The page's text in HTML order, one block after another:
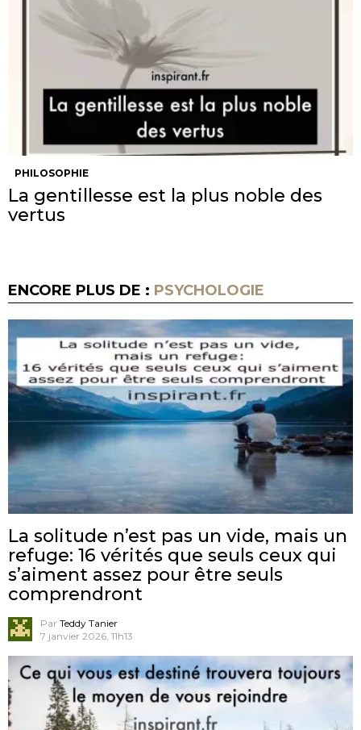
PHILOSOPHIE
La gentillesse est la plus noble des
vertus
ENCORE PLUS DE : PSYCHOLOGIE
La solitude n’est pas un vide, mais un
refuge: 16 vérités que seuls ceux qui
s’aiment assez pour être seuls
comprendront
Par Teddy Tanier
7 janvier 2026, 11h13